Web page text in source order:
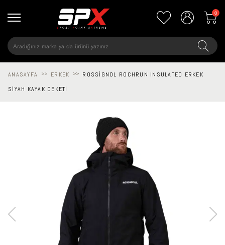
0
ANASAYFA >> ERKEK >>
ROSSIGNOL ROCHRUN INSULATED ERKEK
SIYAH KAYAK CEKETI